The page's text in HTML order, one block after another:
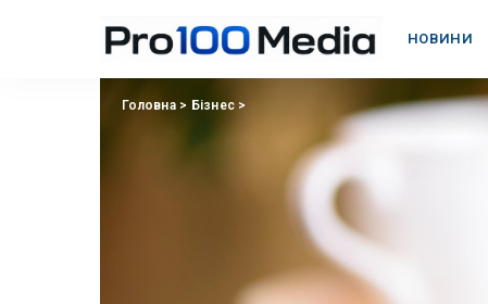
НОВИНИ
Головна> Бізнес >